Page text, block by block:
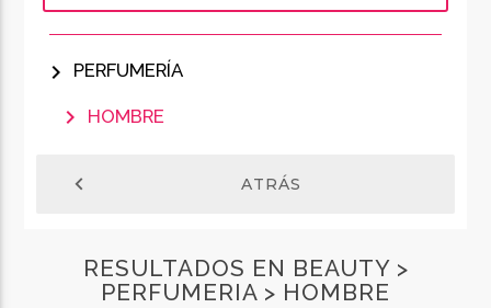
chevron_right PERFUMERÍA
chevron_right HOMBRE
chevron_left ATRÁS
RESULTADOS EN BEAUTY >
PERFUMERIA > HOMBRE